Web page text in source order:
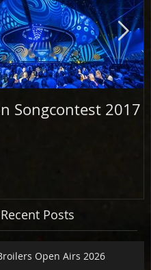
Songcontest 2017
Recent Posts
Open Airs 2026